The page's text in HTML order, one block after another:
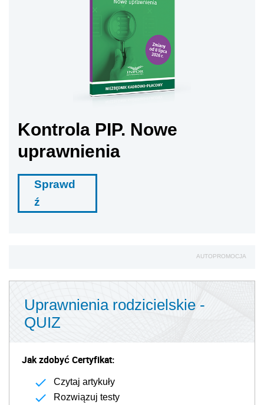
Kontrola PIP. Nowe
uprawnienia
Sprawd
ź
AUTOPROMOCJA
Uprawnienia rodzicielskie -
QUIZ
Jak zdobyć Certyfikat:
Czytaj artykuły
Rozwiązuj testy